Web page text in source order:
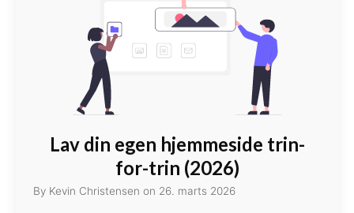
Lav din egen hjemmeside trin-
for-trin (2026)
By Kevin Christensen on 26. marts 2026